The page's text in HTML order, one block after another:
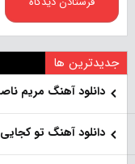
جدیدترین ها
دانلود آهنگ مریم
دانلود آهنگ تو